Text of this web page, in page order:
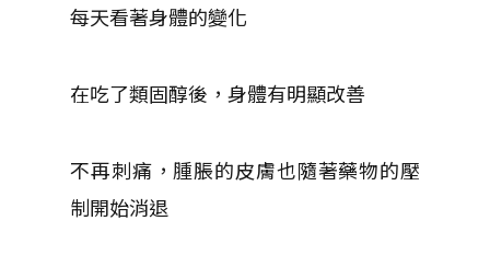
每天看著身體的變化
在吃了類固醇後，身體有明顯改善
不再刺痛，腫脹的皮膚也隨著藥物的壓
制開始消退